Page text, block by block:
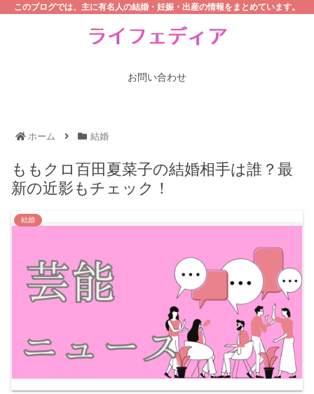
このブログでは、主に有名人の結婚・妊娠・出産の情報をまとめています。
お問い合わせ
ホーム 結婚
ももクロ百田夏菜子の結婚相手は誰？最
新の近影もチェック！
結婚